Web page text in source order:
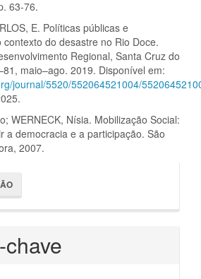
63-76.
E. Políticas públicas e
contexto do desastre no Rio Doce.
Regional, Santa Cruz do
maio–ago. 2019. Disponível em:
journal/5520/552064521004/
WERNECK, Nísia. Mobilização Social:
a democracia e a participação. São
2007.